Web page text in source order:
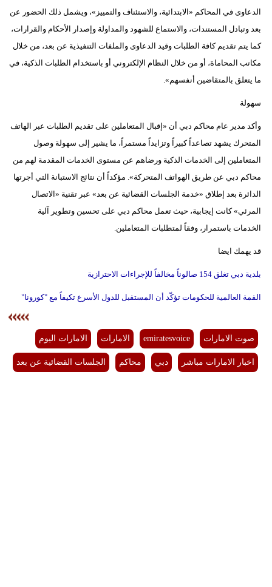
الدعاوى في المحاكم «الابتدائية، والاستئناف والتمييز»، ويشمل ذلك الحضور عن
بعد وتبادل المستندات، والاستماع للشهود والمداولة وإصدار الأحكام والقرارات،
كما يتم تقديم كافة الطلبات وقيد الدعاوى والملفات التنفيذية عن بعد، من خلال
مكاتب المحاماة، أو من خلال النظام الإلكتروني أو باستخدام الطلبات الذكية، في
ما يتعلق بالمتقاضين أنفسهم».
سهولة
وأكد مدير عام محاكم دبي أن «إقبال المتعاملين على تقديم الطلبات عبر الهاتف
المتحرك يشهد تصاعداً كبيراً وتزايداً مستمراً، ما يشير إلى سهولة وصول
المتعاملين إلى الخدمات الذكية ورضاهم عن مستوى الخدمات المقدمة لهم من
محاكم دبي عن طريق الهواتف المتحركة». مؤكداً أن نتائج الاستبانة التي أجرتها
الدائرة بعد إطلاق «خدمة الجلسات القضائية عن بعد» عبر تقنية «الاتصال
المرئي» كانت إيجابية، حيث تعمل محاكم دبي على تحسين وتطوير آلية
الخدمات باستمرار، وفقاً لمتطلبات المتعاملين.
قد يهمك ايضا
بلدية دبي تغلق 154 صالوناً مخالفاً للإجراءات الاحترازية
القمة العالمية للحكومات تؤكّد أن المستقبل للدول الأسرع تكيفاً مع "كورونا"
صوت الامارات emiratesvoice الامارات الامارات اليوم
اخبار الامارات مباشر دبي محاكم الجلسات القضائية عن بعد